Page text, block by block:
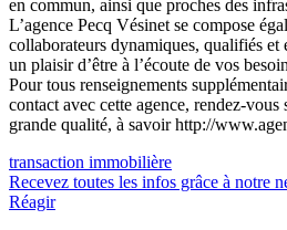
en commun, ainsi que proches des
L’agence Pecq Vésinet se compose
collaborateurs dynamiques, qualifiés et
un plaisir d’être à l’écoute de vos
Pour tous renseignements
contact avec cette agence, rendez-
grande qualité, à savoir http://
transaction immobilière
Recevez toutes les infos grâce à notre
Réagir